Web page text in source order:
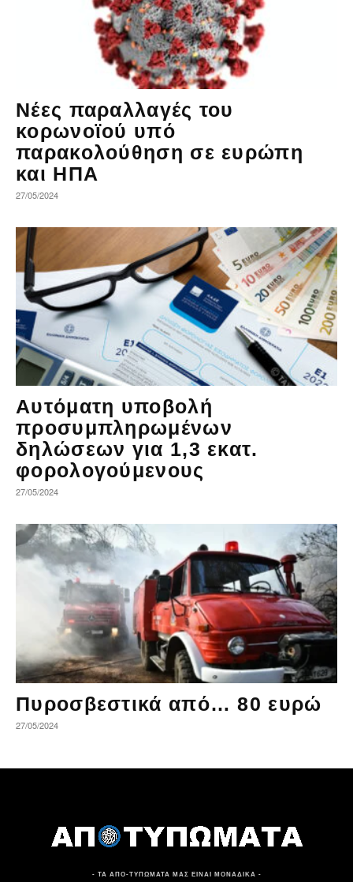
Νέες παραλλαγές του
κορωνοϊού υπό
παρακολούθηση σε ευρώπη
και ΗΠΑ
27/05/2024
Αυτόματη υποβολή
προσυμπληρωμένων
δηλώσεων για 1,3 εκατ.
φορολογούμενους
27/05/2024
Πυροσβεστικά από… 80 ευρώ
27/05/2024
- ΤΑ ΑΠΟ-ΤΥΠΩΜΑΤΑ ΜΑΣ ΕΙΝΑΙ ΜΟΝΑΔΙΚΑ -